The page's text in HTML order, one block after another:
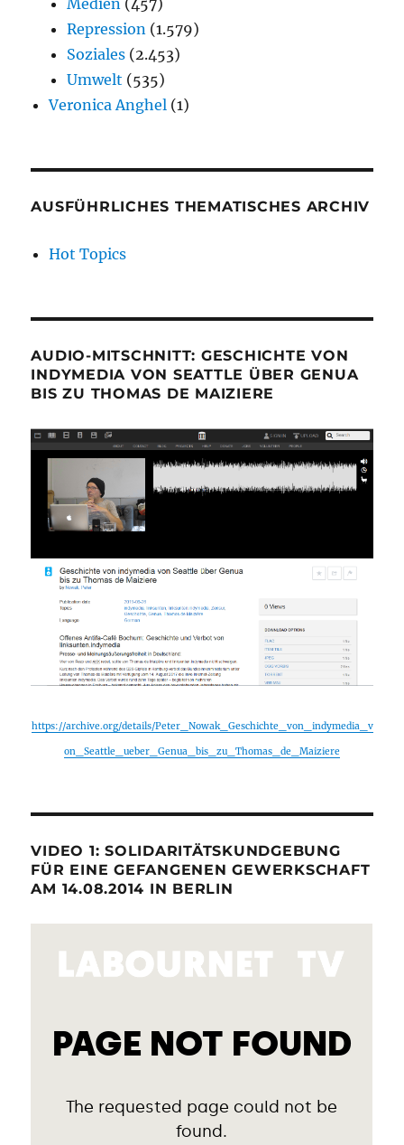
Repression (1.579)
Soziales (2.453)
Umwelt (535)
Veronica Anghel (1)
AUSFÜHRLICHES THEMATISCHES ARCHIV
Hot Topics
AUDIO-MITSCHNITT: GESCHICHTE VON
INDYMEDIA VON SEATTLE ÜBER GENUA
BIS ZU THOMAS DE MAIZIERE
https://archive.org/details/Peter_Nowak_Geschichte_von_indymedia_v
on_Seattle_ueber_Genua_bis_zu_Thomas_de_Maiziere
VIDEO 1: SOLIDARITÄTSKUNDGEBUNG
FÜR EINE GEFANGENEN GEWERKSCHAFT
AM 14.08.2014 IN BERLIN